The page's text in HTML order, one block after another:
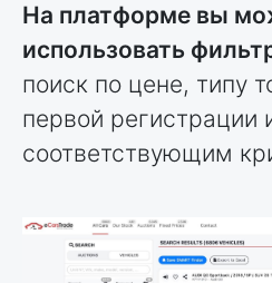
На платформе вы
использовать
поиск по цене, типу
первой регистрации
соответствующим